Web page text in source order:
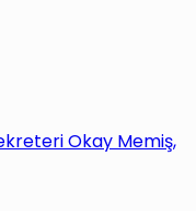
Okay Memiş,